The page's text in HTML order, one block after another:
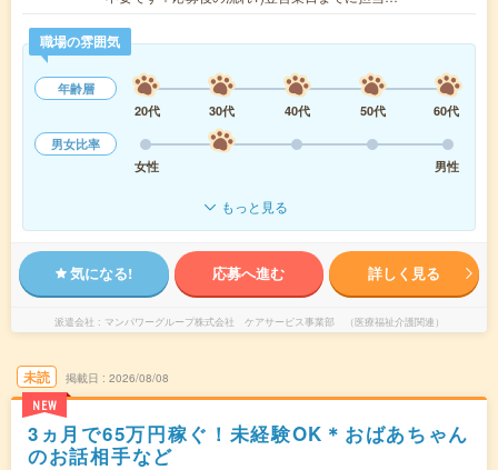
職場の雰囲気
年齢層
20代
30代 40代 50代
60代
男女比率
女性
男性
もっと見る
気になる! 応募へ進む 詳しく見る
派遣会社 マンパワーグループ株式会社 ケアサービス事業部 （医療福祉介護関連）
未読
NEW
掲載日 2026/08/08
3ヵ月で65万円稼ぐ！未経験OK＊おばあちゃん
のお話相手など